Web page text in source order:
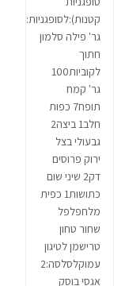
גר' פילה סלמון
חתוך
לקוביות100
גר' קמח
תופח7 כפות
חלב1 ביצה2
גבעולי בצל
ירוק פרוסים
דק2 שיני שום
כתושות1 כפית
מלחפלפל
שחור טחון
טרישמן לטיגון
עמוקלסלסה:2
אגסי בוסק